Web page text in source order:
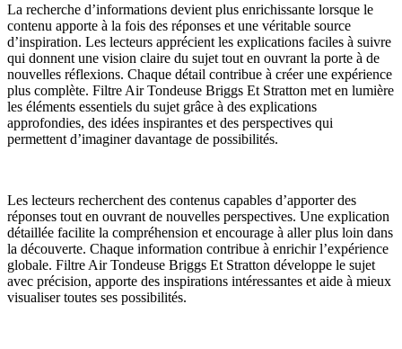
La recherche d’informations devient plus enrichissante lorsque le
contenu apporte à la fois des réponses et une véritable source
d’inspiration. Les lecteurs apprécient les explications faciles à suivre
qui donnent une vision claire du sujet tout en ouvrant la porte à de
nouvelles réflexions. Chaque détail contribue à créer une expérience
plus complète. Filtre Air Tondeuse Briggs Et Stratton met en lumière
les éléments essentiels du sujet grâce à des explications
approfondies, des idées inspirantes et des perspectives qui
permettent d’imaginer davantage de possibilités.
Les lecteurs recherchent des contenus capables d’apporter des
réponses tout en ouvrant de nouvelles perspectives. Une explication
détaillée facilite la compréhension et encourage à aller plus loin dans
la découverte. Chaque information contribue à enrichir l’expérience
globale. Filtre Air Tondeuse Briggs Et Stratton développe le sujet
avec précision, apporte des inspirations intéressantes et aide à mieux
visualiser toutes ses possibilités.